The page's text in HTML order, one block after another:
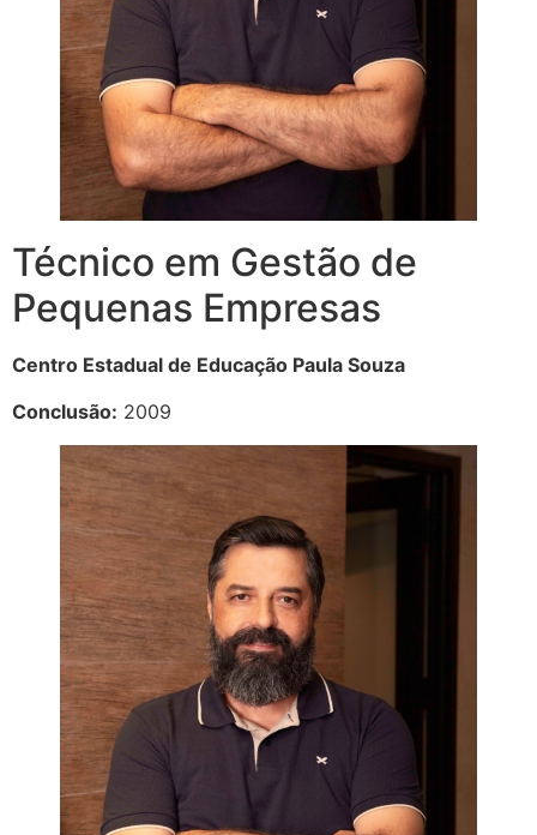
Técnico em Gestão de
Pequenas Empresas
Centro Estadual de Educação Paula Souza
Conclusão: 2009